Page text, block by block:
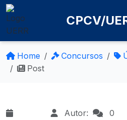
CPCV/
Home Concursos
Post
Autor:
0